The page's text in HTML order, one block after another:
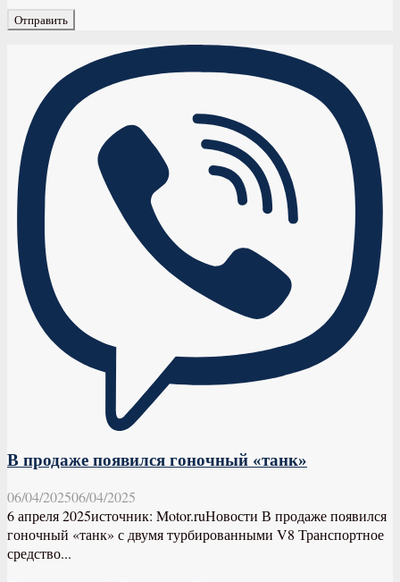
В продаже появился гоночный «танк»
06/04/202506/04/2025
6 апреля 2025источник: Motor.ruНовости В продаже появился
гоночный «танк» с двумя турбированными V8 Транспортное
средство...